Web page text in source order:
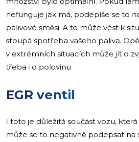
nefunguje jak má, podepíše se to
palivové směsi. A to může vést k
stoupá spotřeba vašeho paliva.
v extrémních situacích může jít o
třeba i o polovinu
EGR ventil
I toto je důležitá součást vozu,
může se to negativně podepsat na